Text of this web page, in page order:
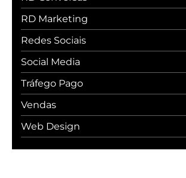
RD Marketing
Redes Sociais
Social Media
Tráfego Pago
Vendas
Web Design